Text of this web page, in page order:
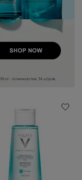
EAU MICELLAIRE